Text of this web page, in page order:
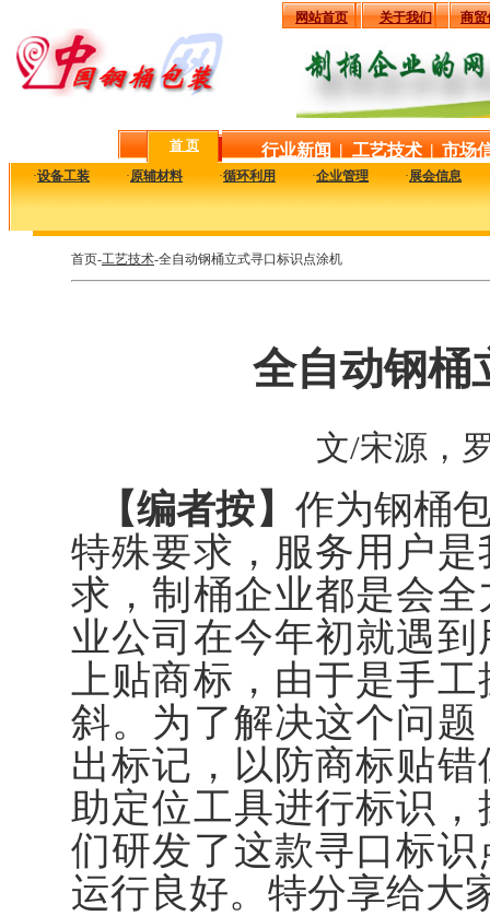
网站首页 关于我们 商贸
首 页 行业新闻 | 工艺技术 | 市场
·设备工装 ·原辅材料 ·循环利用 ·企业管理 ·展会信息
首页-工艺技术-全自动钢桶立式寻口标识点涂机
全自动钢桶
文/宋源，
【编者按】 作为钢桶
特殊要求，服务用户
求，制桶企业都是会
业公司在今年初就遇
上贴商标，由于是手
斜。为了解决这个问
出标记，以防商标贴
助定位工具进行标识
们研发了这款寻口标
运行良好。特分享给大